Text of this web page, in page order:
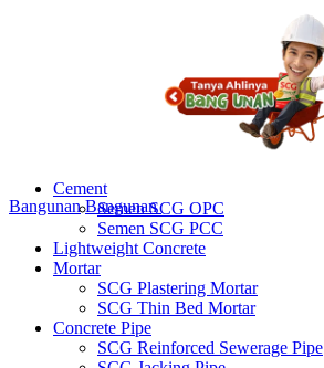
Bangunan Bangunan
Cement
Semen SCG OPC
Semen SCG PCC
Lightweight Concrete
Mortar
SCG Plastering Mortar
SCG Thin Bed Mortar
Concrete Pipe
SCG Reinforced Sewerage Pipe